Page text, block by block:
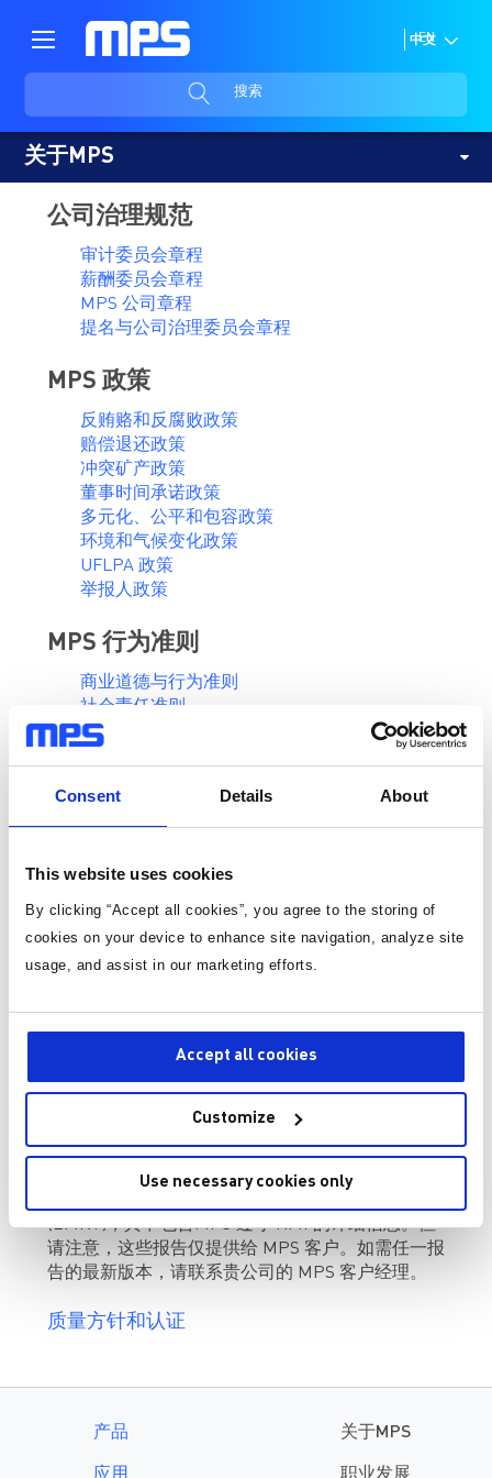
Consent Details About
This website uses cookies
By clicking “Accept all cookies”, you agree to the storing of
cookies on your device to enhance site navigation, analyze site
usage, and assist in our marketing efforts.
Accept all cookies
Customize
Use necessary cookies only
搜索
EN
中文
关于MPS
公司治理规范
审计委员会章程
薪酬委员会章程
MPS 公司章程
提名与公司治理委员会章程
MPS 政策
反贿赂和反腐败政策
赔偿退还政策
冲突矿产政策
董事时间承诺政策
多元化、公平和包容政策
环境和气候变化政策
UFLPA 政策
举报人政策
MPS 行为准则
商业道德与行为准则
社会责任准则
供应商
供应商行为准则
RBA 行为准则
认证
年度环境认证声明
2026 GRI 报告
MPS 冲突矿产披露
访问我们的《冲突矿产报告》，
包括 MPS 遵守《负责任矿产倡议》（RMI）的情
况。如需更多信息，MPS 还可提供公司级冲突矿物
(EMRT)，其中包含MPS 遵守 RMI 的详细信息。但
请注意，这些报告仅提供给 MPS 客户。如需任一报
告的最新版本，请联系贵公司的 MPS 客户经理。
质量方针和认证
产品 关于MPS